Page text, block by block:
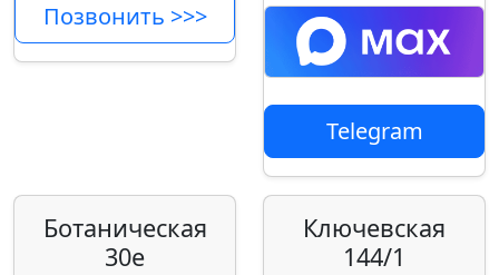
Позвонить >>>
Telegram
Ботаническая
30е
Ключевская
144/1